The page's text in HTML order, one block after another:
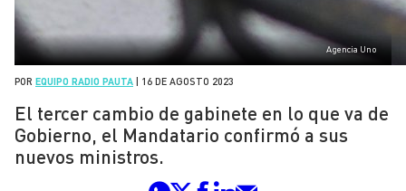
Agencia Uno
POR EQUIPO RADIO PAUTA 16 DE AGOSTO 2023
El tercer cambio de gabinete en lo que va de
Gobierno, el Mandatario confirmó a sus
nuevos ministros.